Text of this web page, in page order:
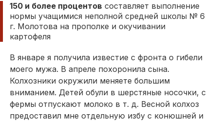
150 и более процентов составляет выполнение
нормы учащимися неполной средней школы № 6
г. Молотова на прополке и окучивании
картофеля
В январе я получила известие с фронта о гибели
моего мужа. В апреле похоронила сына.
Колхозники окружили меняете большим
вниманием. Детей обули в шерстяные носочки, с
фермы отпускают молоко в т. д. Весной колхоз
предоставил мне отдельную избу с конюшней и